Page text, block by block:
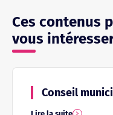
Ces contenus
vous
Conseil